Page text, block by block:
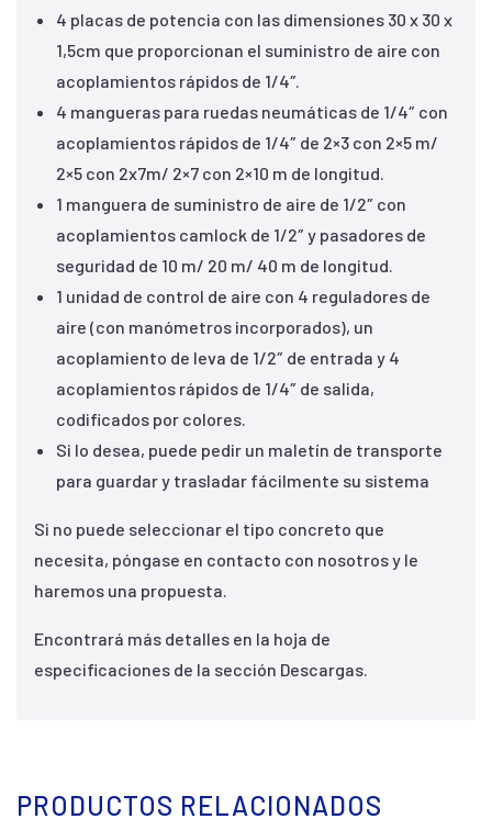
4 placas de potencia con las dimensiones 30 x 30 x
1,5cm que proporcionan el suministro de aire con
acoplamientos rápidos de 1/4″.
4 mangueras para ruedas neumáticas de 1/4″ con
acoplamientos rápidos de 1/4″ de 2×3 con 2×5 m/
2×5 con 2x7m/ 2×7 con 2×10 m de longitud.
1 manguera de suministro de aire de 1/2″ con
acoplamientos camlock de 1/2″ y pasadores de
seguridad de 10 m/ 20 m/ 40 m de longitud.
1 unidad de control de aire con 4 reguladores de
aire (con manómetros incorporados), un
acoplamiento de leva de 1/2″ de entrada y 4
acoplamientos rápidos de 1/4″ de salida,
codificados por colores.
Si lo desea, puede pedir un maletín de transporte
para guardar y trasladar fácilmente su sistema
Si no puede seleccionar el tipo concreto que
necesita, póngase en contacto con nosotros y le
haremos una propuesta.
Encontrará más detalles en la hoja de
especificaciones de la sección Descargas.
PRODUCTOS RELACIONADOS